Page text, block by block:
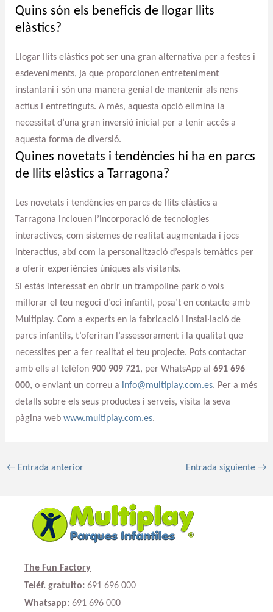
Quins són els beneficis de llogar llits
elàstics?
Llogar llits elàstics pot ser una gran alternativa per a festes i
esdeveniments, ja que proporcionen entreteniment
instantani i són una manera genial de mantenir als nens
actius i entretinguts. A més, aquesta opció elimina la
necessitat d’una gran inversió inicial per a tenir accés a
aquesta forma de diversió.
Quines novetats i tendències hi ha en parcs
de llits elàstics a Tarragona?
Les novetats i tendències en parcs de llits elàstics a
Tarragona inclouen l’incorporació de tecnologies
interactives, com sistemes de realitat augmentada i jocs
interactius, així com la personalització d’espais temàtics per
a oferir experiències úniques als visitants.
Si estàs interessat en obrir un trampoline park o vols
millorar el teu negoci d’oci infantil, posa’t en contacte amb
Multiplay. Com a experts en la fabricació i instal·lació de
parcs infantils, t’oferiran l’assessorament i la qualitat que
necessites per a fer realitat el teu projecte. Pots contactar
amb ells al telèfon 900 909 721, per WhatsApp al 691 696
000, o enviant un correu a info@multiplay.com.es. Per a més
detalls sobre els seus productes i serveis, visita la seva
pàgina web www.multiplay.com.es.
←Entrada anterior Entrada siguiente→
The Fun Factory
Teléf. gratuito: 691 696 000
Whatsapp: 691 696 000